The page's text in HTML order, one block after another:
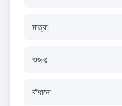
মাত্রা:
ওজন:
বাঁধানো: